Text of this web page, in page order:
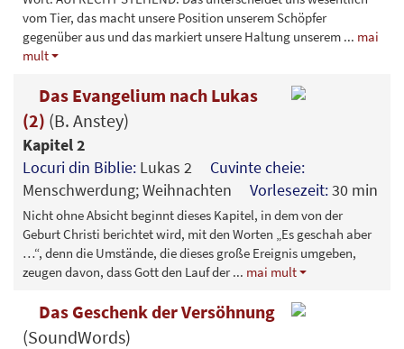
vom Tier, das macht unsere Position unserem Schöpfer
gegenüber aus und das markiert unsere Haltung unserem ... mai
mult
Das Evangelium nach Lukas
(2) (B. Anstey)
Kapitel 2
Locuri din Biblie: Lukas 2 Cuvinte cheie:
Menschwerdung; Weihnachten Vorlesezeit:30 min
Nicht ohne Absicht beginnt dieses Kapitel, in dem von der
Geburt Christi berichtet wird, mit den Worten „Es geschah aber
…“, denn die Umstände, die dieses große Ereignis umgeben,
zeugen davon, dass Gott den Lauf der... mai mult
Das Geschenk der Versöhnung
(SoundWords)